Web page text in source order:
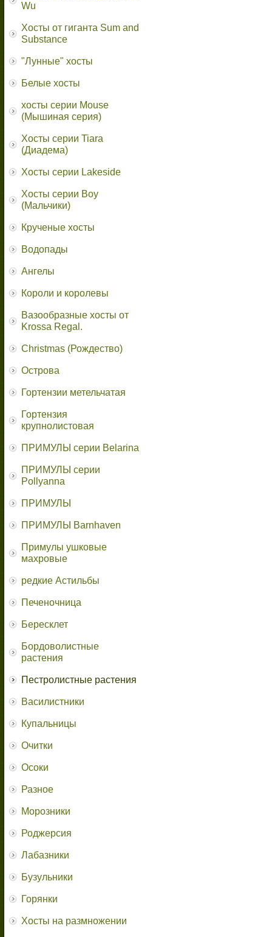
Wu
Хосты от гиганта Sum and
Substance
"Лунные" хосты
Белые хосты
хосты серии Mouse
(Мышиная серия)
Хосты серии Tiara
(Диадема)
Хосты серии Lakeside
Хосты серии Boy
(Мальчики)
Крученые хосты
Водопады
Ангелы
Короли и королевы
Вазообразные хосты от
Krossa Regal.
Christmas (Рождество)
Острова
Гортензии метельчатая
Гортензия
крупнолистовая
ПРИМУЛЫ серии Belarina
ПРИМУЛЫ серии
Pollyanna
ПРИМУЛЫ
ПРИМУЛЫ Barnhaven
Примулы ушковые
махровые
редкие Астильбы
Печеночница
Бересклет
Бордоволистные
растения
Пестролистные растения
Василистники
Купальницы
Очитки
Осоки
Разное
Морозники
Роджерсия
Лабазники
Бузульники
Горянки
Хосты на размножении